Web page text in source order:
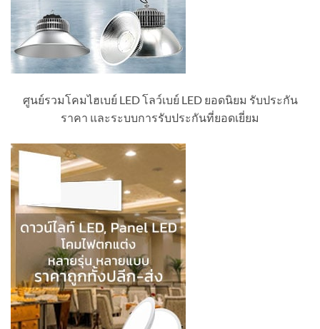
ศูนย์รวมโคมไฮเบย์ LED โลว์เบย์ LED ยอดนิยม รับประกัน
ราคา และระบบการรับประกันที่ยอดเยี่ยม